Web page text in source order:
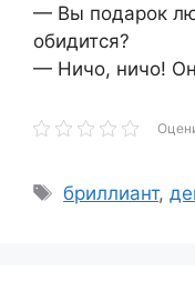
— Вы подарок
обидится?
— Ничо, ничо!
Метки
бриллиант,